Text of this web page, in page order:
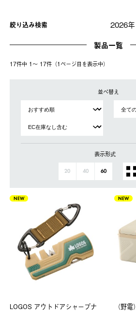
絞り込み検索 2026
製品一覧
17件中 1〜 17件（1ページ⽬を表⽰中）
並べ替え
表示形式
20 40 60
NEW
LOGOS アウトドアシャープナ
NEW
（野